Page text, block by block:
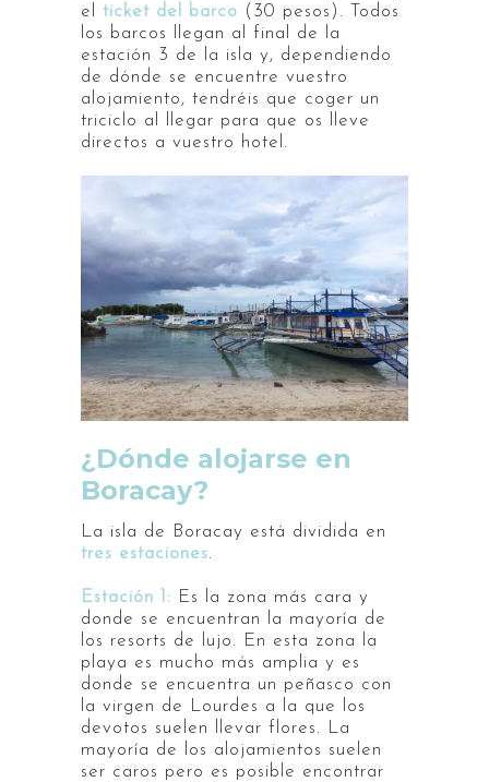
el ticket del barco (30 pesos). Todos
los barcos llegan al final de la
estación 3 de la isla y, dependiendo
de dónde se encuentre vuestro
alojamiento, tendréis que coger un
triciclo al llegar para que os lleve
directos a vuestro hotel.
¿Dónde alojarse en
Boracay?
La isla de Boracay está dividida en
tres estaciones.
Estación 1 : Es la zona más cara y
donde se encuentran la mayoría de
los resorts de lujo. En esta zona la
playa es mucho más amplia y es
donde se encuentra un peñasco con
la virgen de Lourdes a la que los
devotos suelen llevar flores. La
mayoría de los alojamientos suelen
ser caros pero es posible encontrar